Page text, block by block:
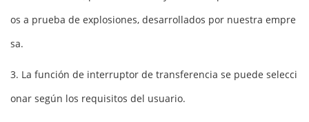
os a prueba de explosiones, desarrollados por nuestra empre
sa.
3. La función de interruptor de transferencia se puede selecci
onar según los requisitos del usuario.